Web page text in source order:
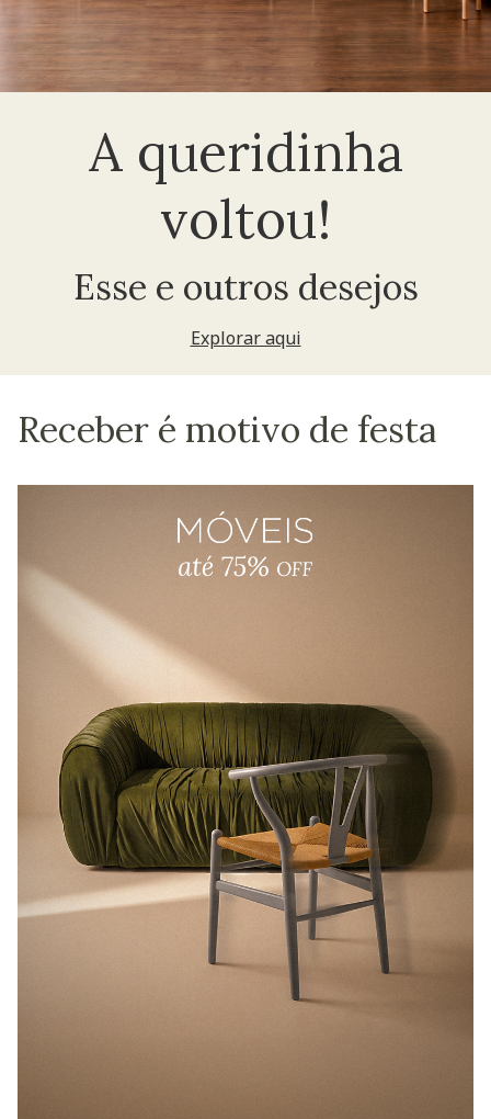
A queridinha
voltou!
Esse e outros desejos
Explorar aqui
Receber é motivo de festa